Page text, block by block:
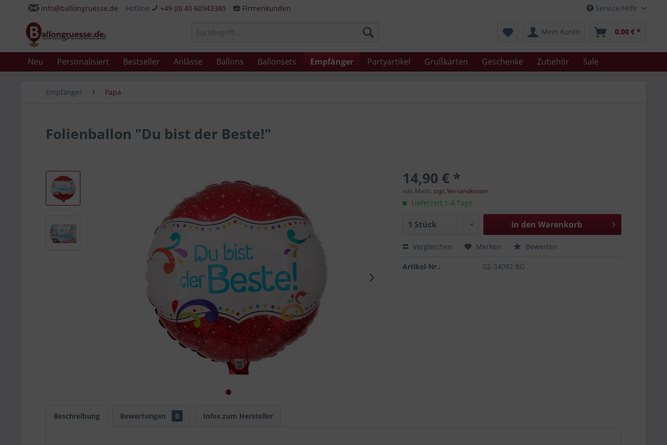
Service/Hilfe
info@ballongruesse.de Hotline +49 (0) 40 60943380 Firmenkunden
Mein Konto 0,00 € *
Neu Personalisiert Bestseller Anlässe Ballons Ballonsets Empfänger Partyartikel Grußkarten Geschenke Zubehör Sale
Empfänger Papa
Folienballon "Du bist der Beste!"
14,90 € *
inkl. MwSt.zzgl. Versandkosten
Lieferzeit 1-4 Tage
In den Warenkorb
Vergleichen Merken Bewerten
Artikel-Nr.: 02-34092.BG
Beschreibung Bewertungen 0 Infos zum Hersteller